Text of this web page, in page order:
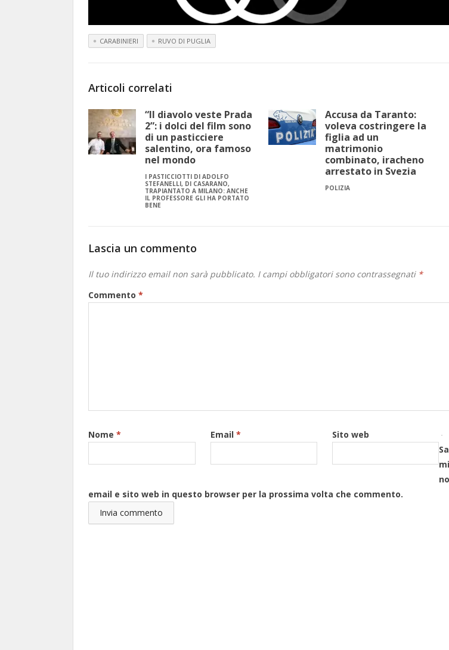
CARABINIERI RUVO DI PUGLIA
Articoli correlati
“Il diavolo veste Prada
2”: i dolci del film sono
di un pasticciere
salentino, ora famoso
nel mondo
I PASTICCIOTTI DI ADOLFO
STEFANELLI, DI CASARANO,
TRAPIANTATO A MILANO: ANCHE
IL PROFESSORE GLI HA PORTATO
BENE
Accusa da Taranto:
voleva costringere la
figlia ad un
matrimonio
combinato, iracheno
arrestato in Svezia
POLIZIA
Lascia un commento
Il tuo indirizzo email non sarà pubblicato. I campi obbligatori sono contrassegnati *
Commento *
Nome * Email *
Sito web
email e sito web in questo browser per la prossima volta che commento.